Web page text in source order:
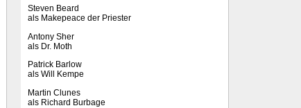
Steven Beard
als Makepeace der Priester
Antony Sher
als Dr. Moth
Patrick Barlow
als Will Kempe
Martin Clunes
als Richard Burbage